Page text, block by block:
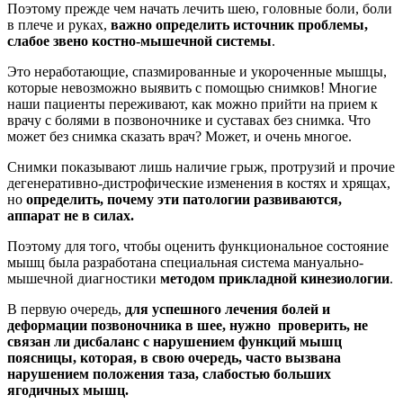
Поэтому прежде чем начать лечить шею, головные боли, боли
в плече и руках, важно определить источник проблемы,
слабое звено костно-мышечной системы.
Это неработающие, спазмированные и укороченные мышцы,
которые невозможно выявить с помощью снимков! Многие
наши пациенты переживают, как можно прийти на прием к
врачу с болями в позвоночнике и суставах без снимка. Что
может без снимка сказать врач? Может, и очень многое.
Снимки показывают лишь наличие грыж, протрузий и прочие
дегенеративно-дистрофические изменения в костях и хрящах,
но определить, почему эти патологии развиваются,
аппарат не в силах.
Поэтому для того, чтобы оценить функциональное состояние
мышц была разработана специальная система мануально-
мышечной диагностики методом прикладной кинезиологии.
В первую очередь, для успешного лечения болей и
деформации позвоночника в шее, нужно проверить, не
связан ли дисбаланс с нарушением функций мышц
поясницы, которая, в свою очередь, часто вызвана
нарушением положения таза, слабостью больших
ягодичных мышц.